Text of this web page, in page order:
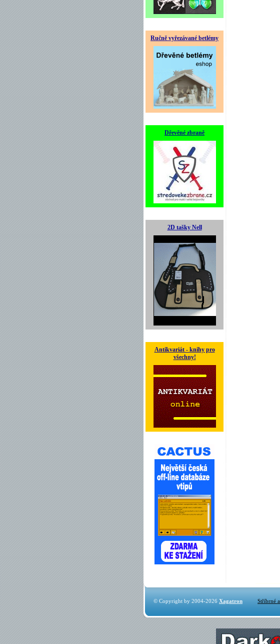
Ručně vyřezávané betlémy
Dřevěné zbraně
2D tašky Nell
Antikvariát - knihy pro
všechny!
© Copyright by 2004-2026 Xagatron Stříbrné